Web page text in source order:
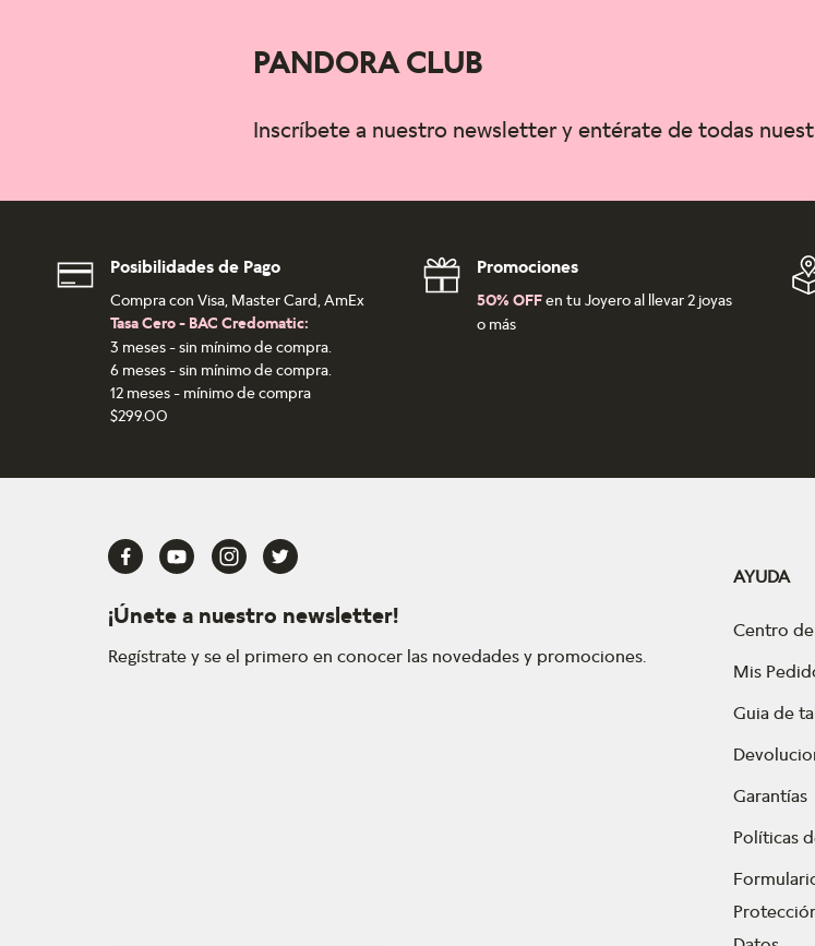
PANDORA CLUB
Inscríbete a nuestro newsletter y entérate de todas
Posibilidades de Pago
Compra con Visa, Master Card, AmEx
Tasa Cero - BAC Credomatic:
3 meses - sin mínimo de compra.
6 meses - sin mínimo de compra.
12 meses - mínimo de compra
$299.00
Promociones
50% OFFen tu Joyero al llevar 2 joyas
o más
¡Únete a nuestro newsletter!
Regístrate y se el primero en conocer las novedades y promociones.
AYUDA
Centro
Mis
Guia de
Garantías
Políticas